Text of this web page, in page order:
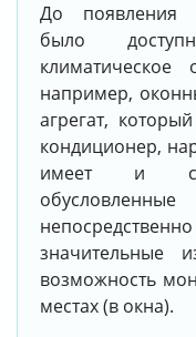
До появления
было
климатическое
например,
агрегат,
кондиционер,
имеет и
возможность
местах (в окна).